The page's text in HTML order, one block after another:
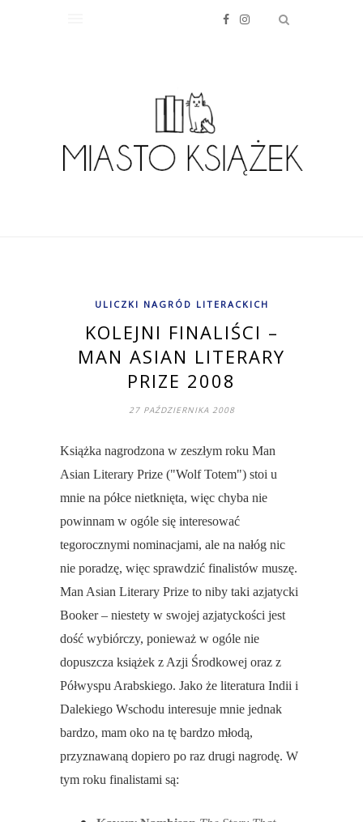
ULICZKI NAGRÓD LITERACKICH
KOLEJNI FINALIŚCI –
MAN ASIAN LITERARY
PRIZE 2008
27 PAŹDZIERNIKA 2008
Książka nagrodzona w zeszłym roku Man
Asian Literary Prize ("Wolf Totem") stoi u
mnie na półce nietknięta, więc chyba nie
powinnam w ogóle się interesować
tegorocznymi nominacjami, ale na nałóg nic
nie poradzę, więc sprawdzić finalistów muszę.
Man Asian Literary Prize to niby taki azjatycki
Booker – niestety w swojej azjatyckości jest
dość wybiórczy, ponieważ w ogóle nie
dopuszcza książek z Azji Środkowej oraz z
Półwyspu Arabskiego. Jako że literatura Indii i
Dalekiego Wschodu interesuje mnie jednak
bardzo, mam oko na tę bardzo młodą,
przyznawaną dopiero po raz drugi nagrodę. W
tym roku finalistami są: